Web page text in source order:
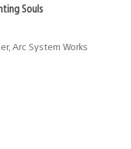
Souls
Arc System Works